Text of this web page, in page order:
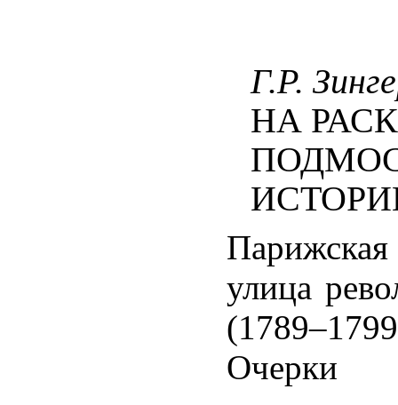
Г.Р.
НА
улица
Очерки